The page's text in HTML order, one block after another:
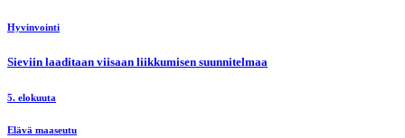
Hyvinvointi
Sieviin laaditaan viisaan liikkumisen suunnitelmaa
5. elokuuta
Elävä maaseutu